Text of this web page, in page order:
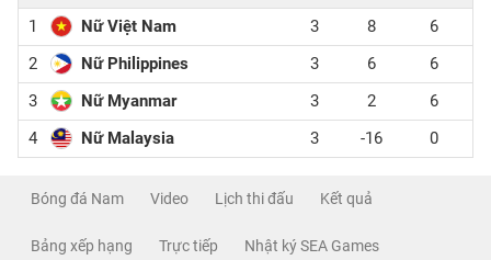
1
Nữ Việt Nam 3 8
6
2
Nữ Philippines 3 6
6
3
Nữ Myanmar 3 2
6
4
Nữ Malaysia 3 -16 0
Bóng đá Nam Video Lịch thi đấu Kết quả
Bảng xếp hạng Trực tiếp Nhật ký SEA Games